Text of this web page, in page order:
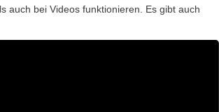
auch bei Videos funktionieren. Es gibt auch